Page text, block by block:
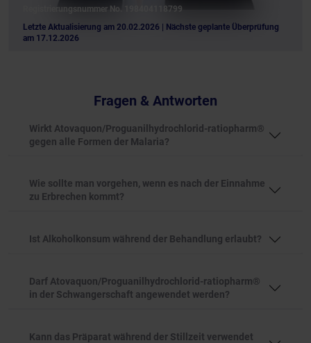
Letzte Aktualisierung am 20.02.2026
| Nächste geplante Überprüfung
am 17.12.2026
Registrierungsnummer No. 198404118799
Fragen & Antworten
Wirkt Atovaquon/Proguanilhydrochlorid-ratiopharm®
gegen alle Formen der Malaria?
Wie sollte man vorgehen, wenn es nach der Einnahme
zu Erbrechen kommt?
Ist Alkoholkonsum während der Behandlung erlaubt?
Darf Atovaquon/Proguanilhydrochlorid-ratiopharm®
in der Schwangerschaft angewendet werden?
Kann das Präparat während der Stillzeit verwendet